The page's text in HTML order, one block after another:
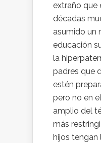
extraño que
décadas
asumido un
educación
la
padres que
estén
pero no en
amplio del
más
hijos